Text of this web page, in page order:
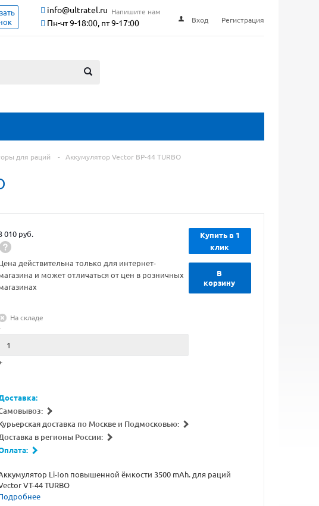
info@ultratel.ru Напишите нам
Пн-чт 9-18:00, пт 9-17:00 Вход Регистрация
для раций - Аккумулятор Vector BP-44 TURBO
010 руб.
действительна только для интернет-
и может отличаться от цен в розничных
На складе
Купить в 1
клик
В
корзину
доставка по Москве и Подмосковью:
в регионы России:
Li-Ion повышенной ёмкости 3500 mAh. для раций
VT-44 TURBO